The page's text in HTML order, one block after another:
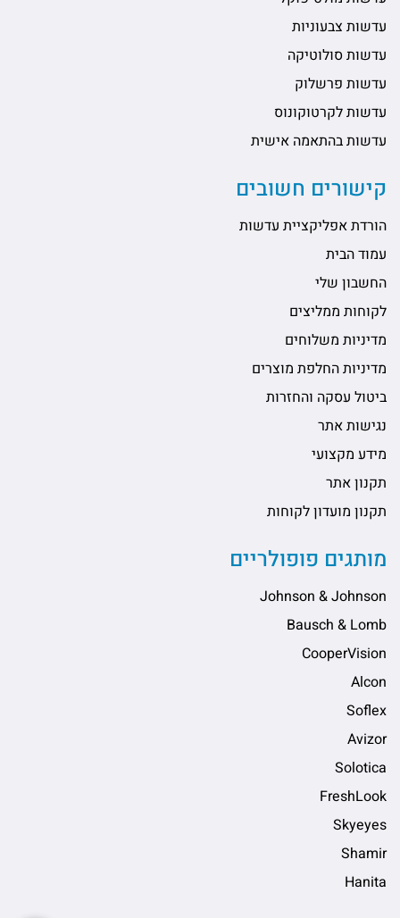
עדשות צבעוניות
עדשות סולוטיקה
עדשות פרשלוק
עדשות לקרטוקונוס
עדשות בהתאמה אישית
קישורים חשובים
הורדת אפליקציית עדשות
עמוד הבית
החשבון שלי
לקוחות ממליצים
מדיניות משלוחים
מדיניות החלפת מוצרים
ביטול עסקה והחזרות
נגישות אתר
מידע מקצועי
תקנון אתר
תקנון מועדון לקוחות
מותגים פופולריים
Johnson & Johnson
Bausch & Lomb
CooperVision
Alcon
Soflex
Avizor
Solotica
FreshLook
Skyeyes
Shamir
Hanita